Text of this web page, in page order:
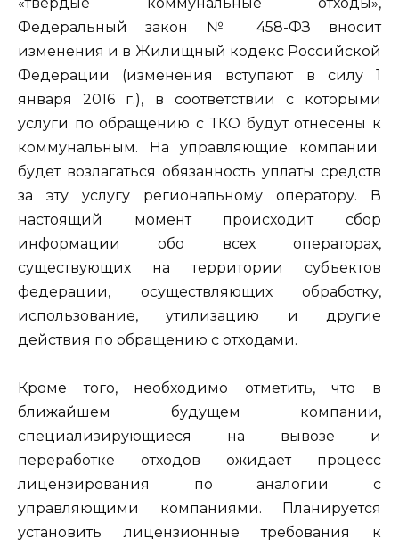
Федеральный закон № 458-ФЗ вносит
изменения и в Жилищный кодекс Российской
Федерации (изменения вступают в силу 1
января 2016 г.), в соответствии с которыми
услуги по обращению с ТКО будут отнесены к
коммунальным. На управляющие компании
будет возлагаться обязанность уплаты средств
за эту услугу региональному оператору. В
настоящий момент происходит сбор
информации обо всех операторах,
существующих на территории субъектов
федерации, осуществляющих обработку,
использование, утилизацию и другие
действия по обращению с отходами.
Кроме того, необходимо отметить, что в
ближайшем будущем компании,
специализирующиеся на вывозе и
переработке отходов ожидает процесс
лицензирования по аналогии с
управляющими компаниями. Планируется
установить лицензионные требования к